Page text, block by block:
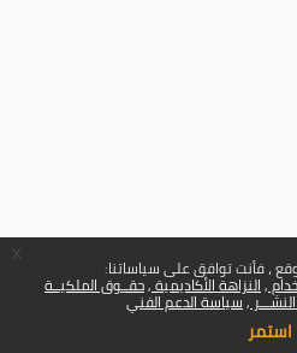
، فأنت توافق على سياساتنا:
النزاهة الأكاديمية حقــوق الملكيــة
سياسة الدعم الفني
استمر